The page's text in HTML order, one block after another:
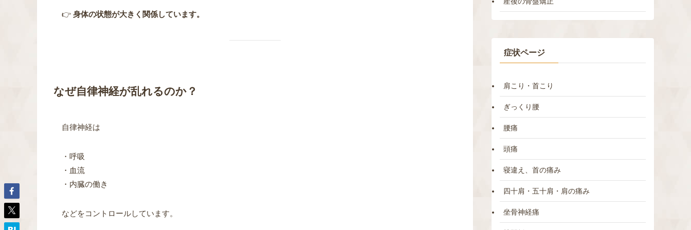
👉 身体の状態が大きく関係しています。
なぜ自律神経が乱れるのか？
自律神経は
・呼吸
・血流
・内臓の働き
などをコントロールしています。
症状ページ
肩こり・首こり
ぎっくり腰
腰痛
頭痛
寝違え、首の痛み
四十肩・五十肩・肩の痛み
坐骨神経痛